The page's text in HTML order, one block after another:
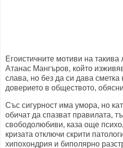
Егоистичните мотиви на такива
Атанас Мангъров, който
слава, но без да си дава сметка
доверието в обществото,
Със сигурност има умора, но
обичат да спазват правилата,
свободолюбиви, каза още
кризата отключи скрити
хипохондрия и биполярно